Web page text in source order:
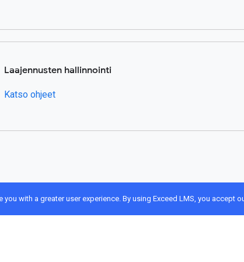
with a greater user experience. By using Exceed LMS, you accept
Laajennusten hallinnointi
Katso ohjeet